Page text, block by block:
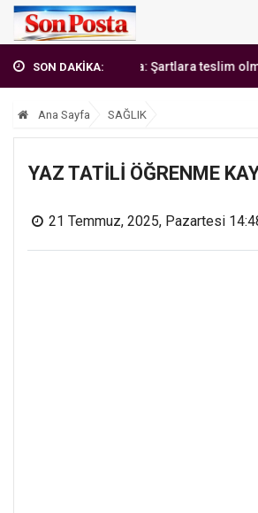
SON DAKİKA:
'Erbakan Hoca: Şartlara teslim olmayan
Ana Sayfa SAĞLIK
YAZ TATİLİ ÖĞRENME
21 Temmuz, 2025, Pazartesi